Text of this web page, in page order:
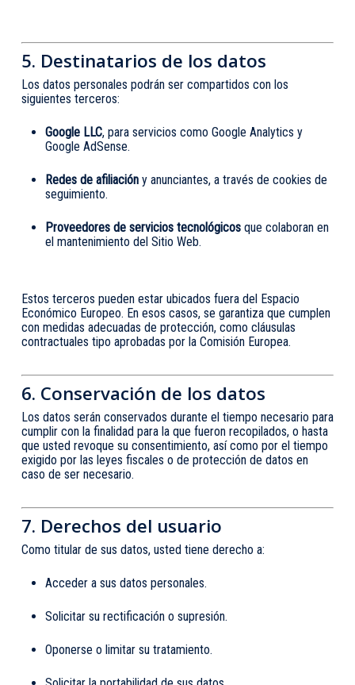
5. Destinatarios de los datos
Los datos personales podrán ser compartidos con los
siguientes terceros:
Google LLC, para servicios como Google Analytics y
Google AdSense.
Redes de afiliacióny anunciantes, a través de cookies de
seguimiento.
Proveedores de servicios tecnológicosque colaboran en
el mantenimiento del Sitio Web.
Estos terceros pueden estar ubicados fuera del Espacio
Económico Europeo. En esos casos, se garantiza que cumplen
con medidas adecuadas de protección, como cláusulas
contractuales tipo aprobadas por la Comisión Europea.
6. Conservación de los datos
Los datos serán conservados durante el tiempo necesario para
cumplir con la finalidad para la que fueron recopilados, o hasta
que usted revoque su consentimiento, así como por el tiempo
exigido por las leyes fiscales o de protección de datos en
caso de ser necesario.
7. Derechos del usuario
Como titular de sus datos, usted tiene derecho a:
Acceder a sus datos personales.
Solicitar su rectificación o supresión.
Oponerse o limitar su tratamiento.